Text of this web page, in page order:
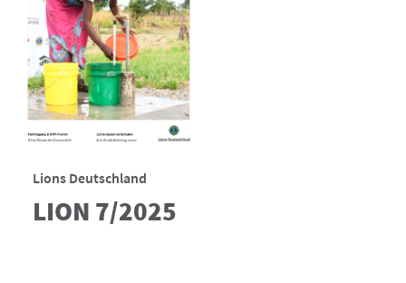
Lions Deutschland
LION 7/2025